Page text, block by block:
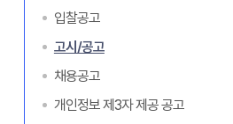
입찰공고
고시/공고
채용공고
개인정보 제3자 제공 공고